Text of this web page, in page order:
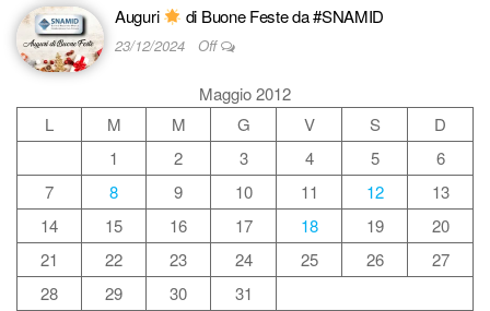
Auguri di Buone Feste da #SNAMID
23/12/2024 Off
Maggio 2012
L
M M G V S
D
1
2 3 4 5
6
7
8 9 10 11 12
13
14
15 16 17 18 19
20
21
22 23 24 25 26
27
28
29 30
31